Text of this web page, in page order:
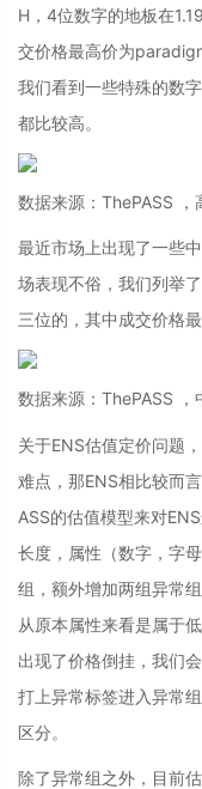
H，4位数字的地板在
交价格最高价为
我们看到一些特殊的数
都比较高。
数据来源：ThePASS ，
最近市场上出现了一些
场表现不俗，我们列举
三位的，其中成交价格
数据来源：ThePASS ，
关于ENS估值定价问题
难点，那ENS相比较而
ASS的估值模型来对
长度，属性（数字，字
组，额外增加两组异常
从原本属性来看是属于
出现了价格倒挂，我们
打上异常标签进入异常
区分。
除了异常组之外，目前